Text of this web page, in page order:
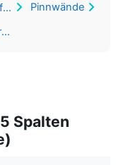
Pinnwände
Pinnwand als Wochenplan 5 Spalten farbiger hintergrund (Kopie)
Spalten